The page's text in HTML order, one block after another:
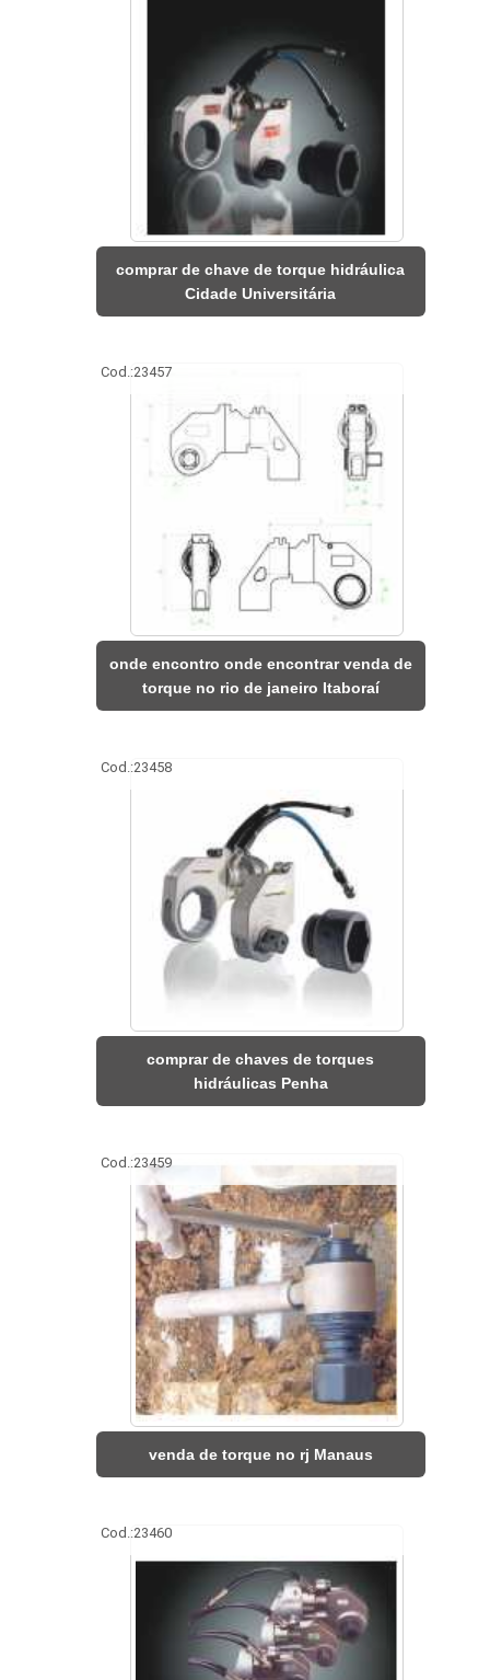
comprar de chave de torque hidráulica
Cidade Universitária
Cod.:23457
onde encontro onde encontrar venda de
torque no rio de janeiro Itaboraí
Cod.:23458
comprar de chaves de torques
hidráulicas Penha
Cod.:23459
venda de torque no rj Manaus
Cod.:23460